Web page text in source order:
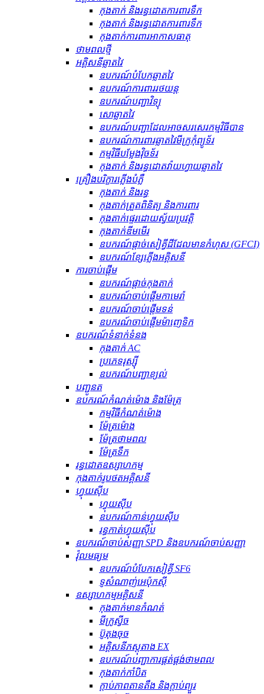
កុងតាក់ និងរន្ធដោតការពារទឹក
កុងតាក់ និងរន្ធដោតការពារទឹក
កុងតាក់ការពារអាកាសធាតុ
ថាមពលថ្មី
អគ្គិសនីឆ្លាតវៃ
ឧបករណ៍បំបែកឆ្លាតវៃ
ឧបករណ៍ការពាររថយន្ត
ឧបករណ៍បញ្ជាវិទ្យុ
សោឆ្លាតវៃ
ឧបករណ៍បញ្ជាដែលអាចសរសេរកម្មវិធីបាន
ឧបករណ៍ការពារឆ្លាតវៃមីក្រូកុំព្យូទ័រ
កម្មវិធីបម្លែងវ៉ិចទ័រ
កុងតាក់ និងរន្ធដោតវ៉ាយហ្វាយឆ្លាតវៃ
គ្រឿងបរិក្ខារភ្លើងបំភ្លឺ
កុងតាក់ និងរន្ធ
កុងតាក់ត្រួតពិនិត្យ និងការពារ
កុងតាក់ផ្ទេរដោយស្វ័យប្រវត្តិ
កុងតាក់ឌីមមើរ
ឧបករណ៍​ផ្តាច់​សៀគ្វី​ដី​ដែល​មាន​កំហុស (GFCI)
ឧបករណ៍ខ្សែភ្លើងអគ្គិសនី
ការចាប់ផ្តើម
ឧបករណ៍ផ្តាច់កុងតាក់
ឧបករណ៍ចាប់ផ្តើមកាមេរ៉ា
ឧបករណ៍ចាប់ផ្តើមទន់
ឧបករណ៍ចាប់ផ្តើមម៉ាញេទិក
ឧបករណ៍​ទំនាក់ទំនង
កុងតាក់ AC
ប្រភេទរុស្ស៊ី
ឧបករណ៍បញ្ជាខ្យល់
បញ្ជូនត
ឧបករណ៍កំណត់ម៉ោង និងម៉ែត្រ
កម្មវិធីកំណត់ម៉ោង
ម៉ែត្រម៉ោង
ម៉ែត្រថាមពល
ម៉ែត្រទឹក
រន្ធដោតឧស្សាហកម្ម
កុងតាក់រូបថតអគ្គិសនី
ហ្វុយស៊ីប
ហ្វុយស៊ីប
ឧបករណ៍​កាន់​ហ្វុយស៊ីប
រន្ធ​កាត់​ហ្វុយស៊ីប
ឧបករណ៍ចាប់សញ្ញា SPD និងឧបករណ៍ចាប់សញ្ញា
វ៉ុលមធ្យម
ឧបករណ៍បំបែកសៀគ្វី SF6
ទូសំណាញ់អេប៉ុកស៊ី
ឧស្សាហកម្មអគ្គិសនី
កុងតាក់មានកំណត់
មីក្រូស្វីច
ប៊ូតុងចុច
អគ្គិសនីភស្តុតាង EX
ឧបករណ៍បញ្ជាការផ្គត់ផ្គង់ថាមពល
កុងតាក់កាំបិត
ក្ដាប់ភាពតានតឹង និងក្ដាប់ព្យួរ